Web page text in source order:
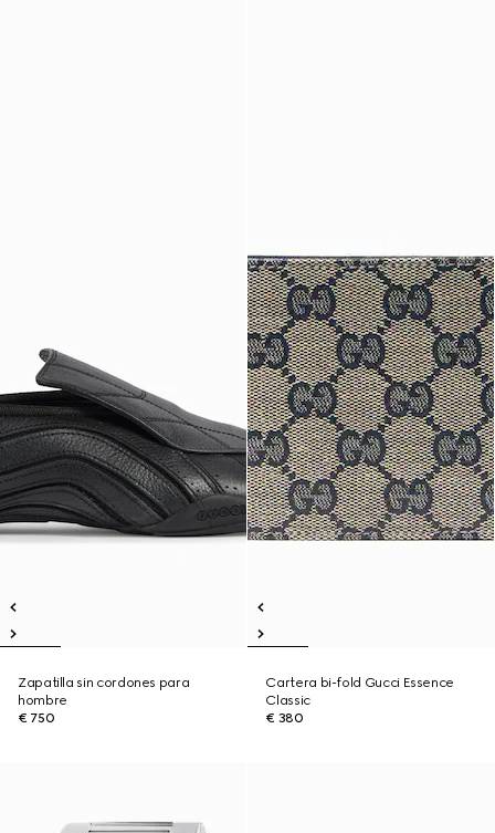
Zapatilla sin cordones para
hombre
€ 750
Cartera bi-fold Gucci Essence
Classic
€ 380